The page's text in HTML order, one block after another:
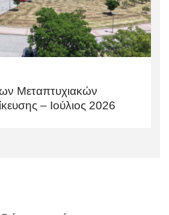
Μεταπτυχιακών
– Ιούλιος 2026